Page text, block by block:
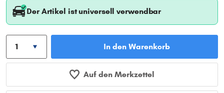
Der Artikel ist universell verwendbar
In den Warenkorb
Auf den Merkzettel